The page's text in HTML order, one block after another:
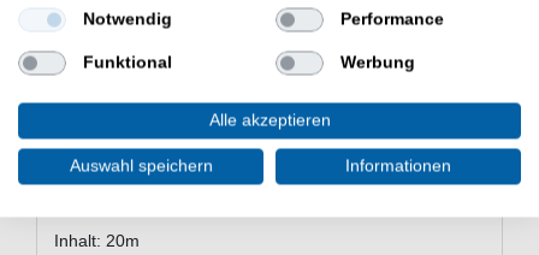
- Hohe Zugkraft
Verfügbar in den Stärken 15lb, 20lb(9,1kg Tragkraft) und
30lb (13,6kg Tragkraft) sowie in den Farben Weed
(Grün), Gravel (braun), Silt (Schlamm)
Inhalt: 20m
Notwendig Performance
Funktional Werbung
Alle akzeptieren
Auswahl speichern Informationen